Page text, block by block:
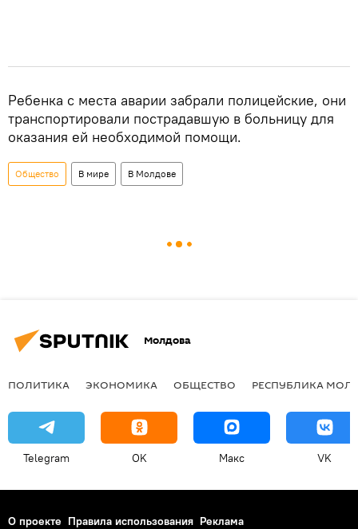
Ребенка с места аварии забрали полицейские, они
транспортировали пострадавшую в больницу для
оказания ей необходимой помощи.
Общество В мире В Молдове
Молдова
ПОЛИТИКА ЭКОНОМИКА ОБЩЕСТВО РЕСПУБЛИКА
Telegram OK Макс VK
О проекте Правила использования Реклама